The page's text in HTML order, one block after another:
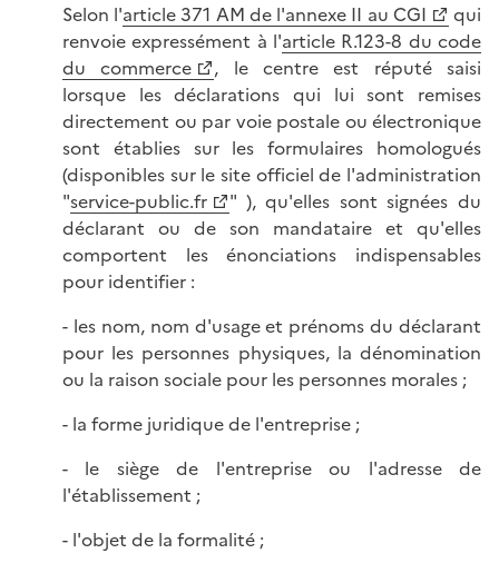
Selon l'article 371 AM de l'annexe II au CGI
qui
renvoie expressément à l'article R.123-8 du code
du commerce
, le centre est réputé saisi
lorsque les déclarations qui lui sont remises
directement ou par voie postale ou électronique
sont établies sur les formulaires homologués
(disponibles sur le site officiel de l'administration
"service-public.fr
" ), qu'elles sont signées du
déclarant ou de son mandataire et qu'elles
comportent les énonciations indispensables
pour identifier :
- les nom, nom d'usage et prénoms du déclarant
pour les personnes physiques, la dénomination
ou la raison sociale pour les personnes morales ;
- la forme juridique de l'entreprise ;
- le siège de l'entreprise ou l'adresse de
l'établissement ;
- l'objet de la formalité ;